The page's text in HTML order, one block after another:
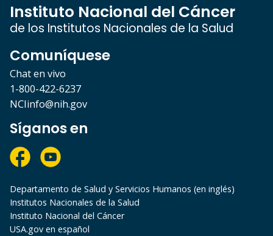
Instituto Nacional del Cáncer
de los Institutos Nacionales de la Salud
Comuníquese
Chat en vivo
1-800-422-6237
NCIinfo@nih.gov
Síganos en
Departamento de Salud y Servicios Humanos (en inglés)
Institutos Nacionales de la Salud
Instituto Nacional del Cáncer
USA.gov en español